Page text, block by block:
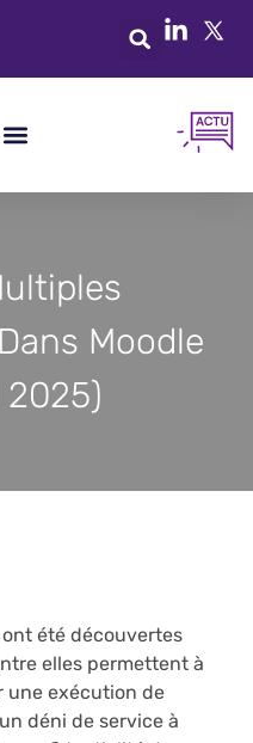
Moodle
2025)
été découvertes
elles permettent à
une exécution de
déni de service à